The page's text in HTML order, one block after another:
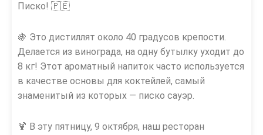
Писко! 🇵🇪
🍇 Это дистиллят около 40 градусов крепости.
Делается из винограда, на одну бутылку уходит до
8 кг! Этот ароматный напиток часто используется
в качестве основы для коктейлей, самый
знаменитый из которых — писко сауэр.
🍹 В эту пятницу, 9 октября, наш ресторан